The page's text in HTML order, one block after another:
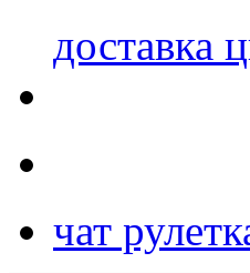
доставка
чат